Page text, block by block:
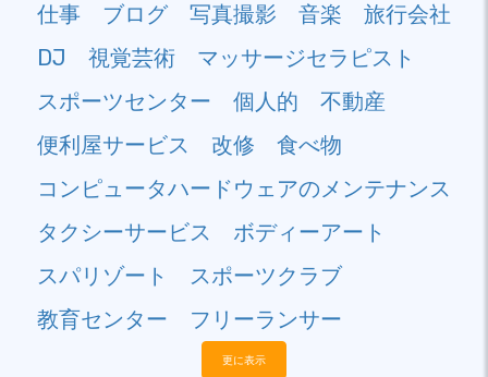
仕事 ブログ 写真撮影 音楽
旅行会社
DJ
視覚芸術
マッサージセラピスト
スポーツセンター
個人的
不動産
便利屋サービス
改修
食べ物
コンピュータハードウェアのメンテナンス
タクシーサービス
ボディーアート
スパリゾート
スポーツクラブ
教育センター
フリーランサー
更に表示